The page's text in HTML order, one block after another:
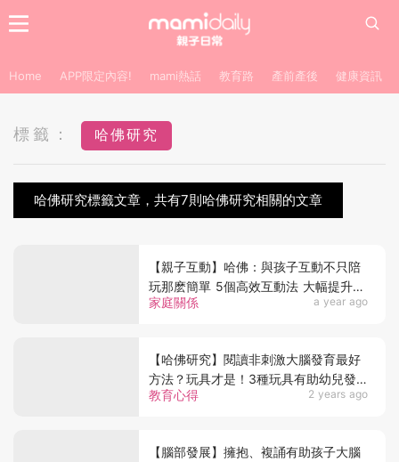
Home APP限定內容! mami熱話 教育路 產前產後 健康資訊
標籤： 哈佛研究
哈佛研究標籤文章，共有7則哈佛研究相關的文章
家庭關係 a year ago
【親子互動】哈佛：與孩子互動不只陪
玩那麽簡單 5個高效互動法 大幅提升孩
子大腦連結力
教育心得 2 years ago
【哈佛研究】閱讀非刺激大腦發育最好
方法？玩具才是！3種玩具有助幼兒發
展
【腦部發展】擁抱、複誦有助孩子大腦